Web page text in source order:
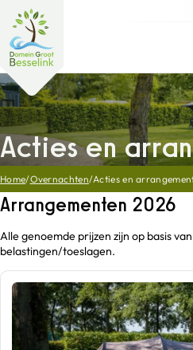
Acties en
Home/Overnachten/Acties en
Arrangementen 2026
Alle genoemde prijzen zijn op basis
belastingen/toeslagen.